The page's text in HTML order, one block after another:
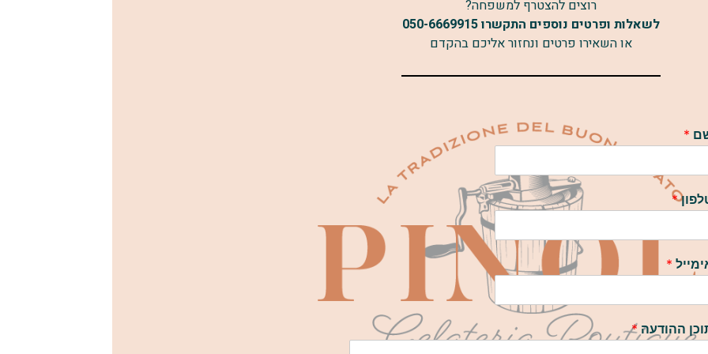
רוצים להצטרף למשפחה?
לשאלות ופרטים נוספים התקשרו 050-6669915
או השאירו פרטים ונחזור אליכם בהקדם
*
*
*
ההודעה *